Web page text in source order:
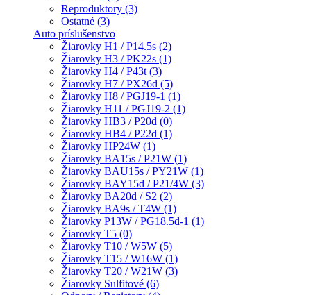
Reproduktory (3)
Ostatné (3)
Auto príslušenstvo
Žiarovky H1 / P14.5s (2)
Žiarovky H3 / PK22s (1)
Žiarovky H4 / P43t (3)
Žiarovky H7 / PX26d (5)
Žiarovky H8 / PGJ19-1 (1)
Žiarovky H11 / PGJ19-2 (1)
Žiarovky HB3 / P20d (0)
Žiarovky HB4 / P22d (1)
Žiarovky HP24W (1)
Žiarovky BA15s / P21W (1)
Žiarovky BAU15s / PY21W (1)
Žiarovky BAY15d / P21/4W (3)
Žiarovky BA20d / S2 (2)
Žiarovky BA9s / T4W (1)
Žiarovky P13W / PG18.5d-1 (1)
Žiarovky T5 (0)
Žiarovky T10 / W5W (5)
Žiarovky T15 / W16W (1)
Žiarovky T20 / W21W (3)
Žiarovky Sulfitové (6)